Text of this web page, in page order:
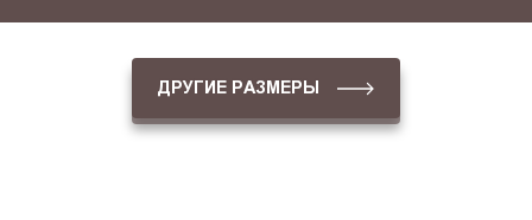
ДРУГИЕ РАЗМЕРЫ